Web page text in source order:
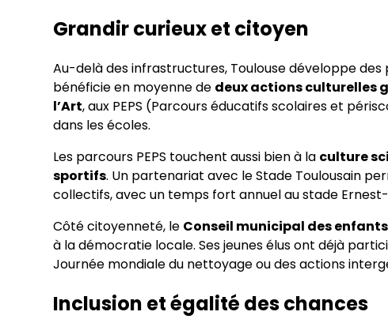
Grandir curieux et citoyen
Au-delà des infrastructures, Toulouse développe
bénéficie en moyenne de deux actions culturelles
l’Art, aux PEPS (Parcours éducatifs scolaires et
dans les écoles.
Les parcours PEPS touchent aussi bien à la culture
sportifs. Un partenariat avec le Stade Toulousain
collectifs, avec un temps fort annuel au stade
Côté citoyenneté, le Conseil municipal des
à la démocratie locale. Ses jeunes élus ont déjà
Journée mondiale du nettoyage ou des actions
Inclusion et égalité des chances